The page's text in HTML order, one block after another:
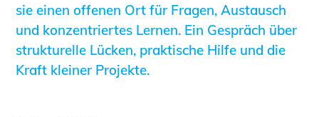
Öffentlich bestellte und vereidigte
Sachverständige
Prüfsachverständige
Qualifizierte Tragwerksplaner/-innen
sie einen offenen Ort für Fragen, Austausch
und konzentriertes Lernen. Ein Gespräch über
strukturelle Lücken, praktische Hilfe und die
Kraft kleiner Projekte.